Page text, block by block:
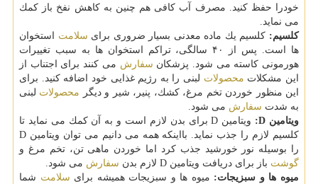
خودرا حفظ كنید. مصرف آب كافی هم چنین به كاهش نفخ باز كمك
می نماید.
كلسیم: كلسیم یك ماده معدنی بسیار ضروری برای سلامت استخوان
ها است. پس از ۴۰ سالگی، تراكم استخوان ها به سبب تغییرات
هورمونی كاسته می شود. پزشكان سفارش می كنند برای اجتناب از
این مشكلات محصولات لبنی را به رژیم غذایی خود اضافه كنید. برای
این منظور خوردن تخم مرغ، كشك، پنیر، شیر و دیگر محصولات لبنی
به شدت سفارش می شود.
ویتامین D:
ویتامین D برای بدن لازم است و به آن كمك می نماید تا
كلسیم لازم را جذب نماید. بااینكه همه می دانیم می توان ویتامین D
را بوسیله نور خورشید جذب كرد اما خوردن ماهی تن، تخم مرغ و
گوشت باز برای دریافت ویتامین D لازم بدن سفارش می شود.
میوه ها و سبزیجات: میوه ها و سبزیجات همیشه برای سلامت شما